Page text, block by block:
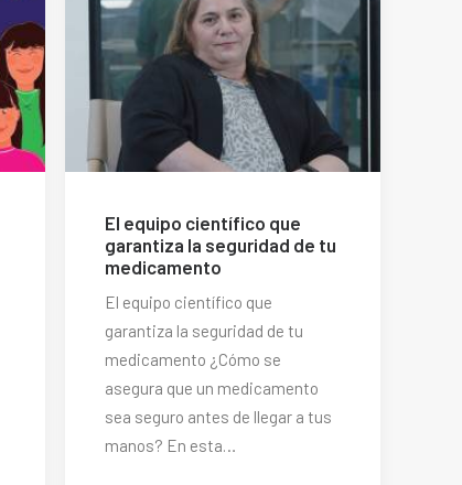
El equipo científico que
garantiza la seguridad de tu
medicamento
El equipo científico que
garantiza la seguridad de tu
medicamento ¿Cómo se
asegura que un medicamento
sea seguro antes de llegar a tus
manos? En esta…